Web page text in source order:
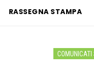
RASSEGNA STAMPA